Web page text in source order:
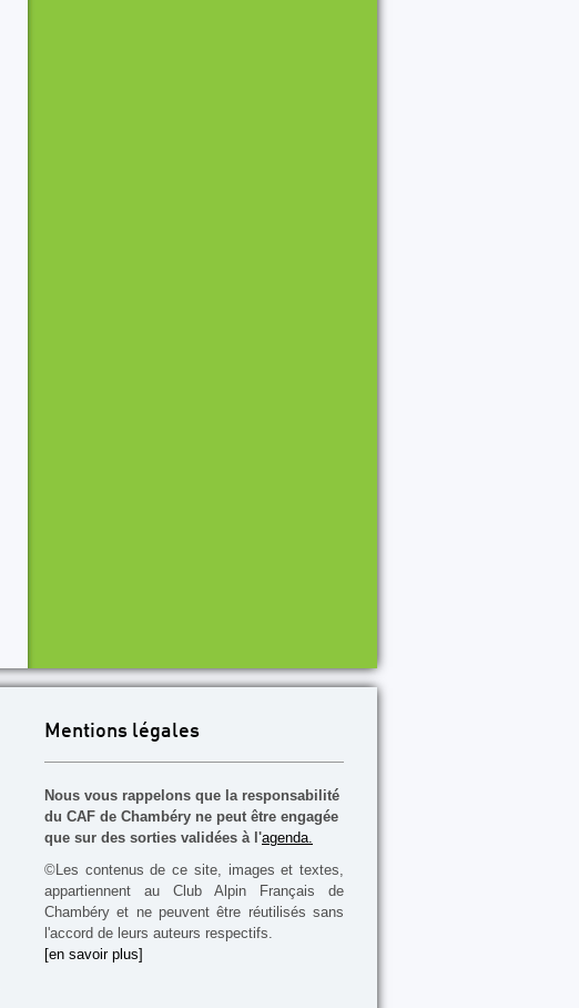
Mentions légales
Nous vous rappelons que la responsabilité
du CAF de Chambéry ne peut être engagée
que sur des sorties validées à l'agenda.
©Les contenus de ce site, images et textes,
appartiennent au Club Alpin Français de
Chambéry et ne peuvent être réutilisés sans
l'accord de leurs auteurs respectifs.
[en savoir plus]